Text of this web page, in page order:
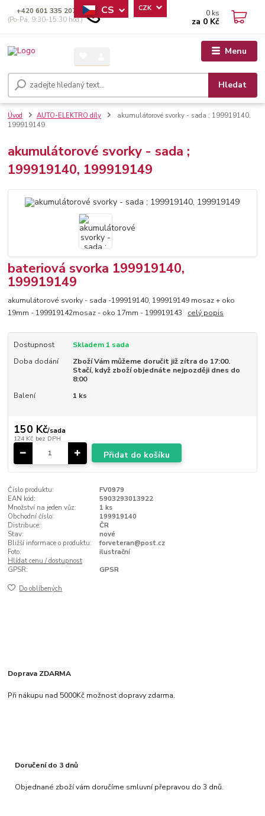
Menu
CS CZK
Hledat
+420 601 335 207
(Po-Pá, 9:30-15:30 hod.)
0 ks
za 0 Kč
Úvod AUTO-ELEKTRO díly
akumulátorové svorky - sada ; 199919140,
199919149
akumulátorové svorky - sada ;
199919140, 199919149
bateriová svorka 199919140,
199919149
akumulátorové svorky - sada -199919140, 199919149 mosaz + oko
19mm - 199919142mosaz - oko 17mm - 199919143 celý popis
Dostupnost
Skladem 1 sada
Doba dodání
Zboží Vám můžeme doručit již zítra do 17:00.
Stačí, když zboží objednáte nejpozději dnes do
8:00
Balení
1 ks
150 Kč/sada
124 Kč bez DPH
Přidat do košíku
Číslo produktu:
FV0979
EAN kód:
5903293013922
Množství na jeden vůz:
1 ks
Obchodní číslo:
199919140
Distribuce:
ČR
Stav:
nové
Bližší informace o produktu:
forveteran@post.cz
Foto:
ilustrační
Hlídat cenu / dostupnost
GPSR:
GPSR
Do oblíbených
Doprava ZDARMA
Při nákupu nad 5000Kč možnost dopravy zdarma.
Doručení do 3 dnů
Objednané zboží vám doručíme smluvní přepravou do 3 dnů.